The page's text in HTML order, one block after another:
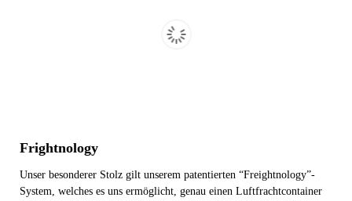
Frightnology
Unser besonderer Stolz gilt unserem patentierten “Freightnology”-
System, welches es uns ermöglicht, genau einen Luftfrachtcontainer